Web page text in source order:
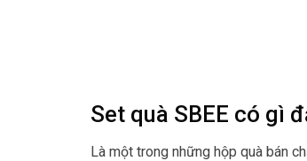
Set quà SBEE có gì
Là một trong những hộp quà bán